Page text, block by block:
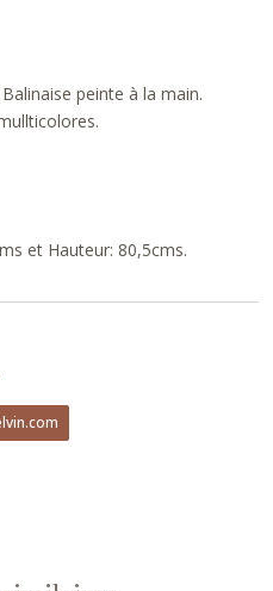
peinte à la main.
et Hauteur: 80,5cms.